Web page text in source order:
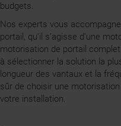
budgets.
Nos experts vous
portail, qu’il s’agisse d’une
motorisation de portail
à sélectionner la solution la
longueur des vantaux et la
sûr de choisir une
votre installation.